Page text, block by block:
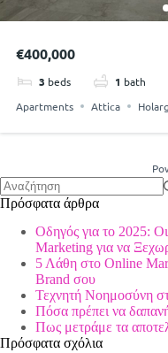
€400,000
3 beds 1 bath
Apartments
Attica
No
Πρόσφατα άρθρα
Οδηγός για το 2025:
Marketing για να
5 Λάθη στο Online
Brand σου
Τεχνητή Νοημοσύνη
Πόσα πρέπει να
Πως μετράμε τα
Πρόσφατα σχόλια